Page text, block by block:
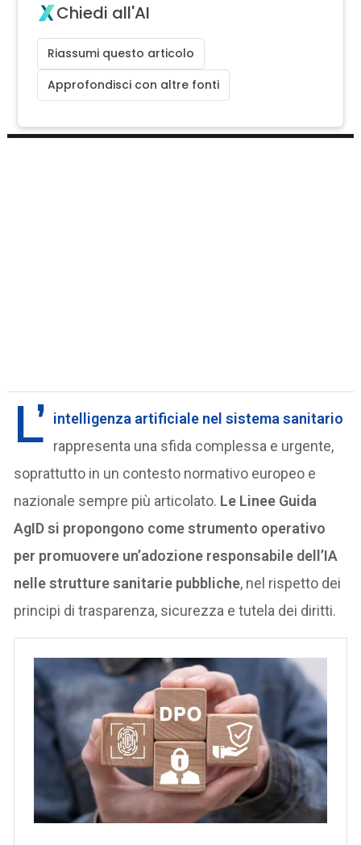
Chiedi all'AI
Riassumi questo articolo
Approfondisci con altre fonti
L’ intelligenza artificiale nel sistema sanitario
rappresenta una sfida complessa e urgente,
soprattutto in un contesto normativo europeo e
nazionale sempre più articolato. Le Linee Guida
AgID si propongono come strumento operativo
per promuovere un’adozione responsabile dell’IA
nelle strutture sanitarie pubbliche, nel rispetto dei
principi di trasparenza, sicurezza e tutela dei diritti.